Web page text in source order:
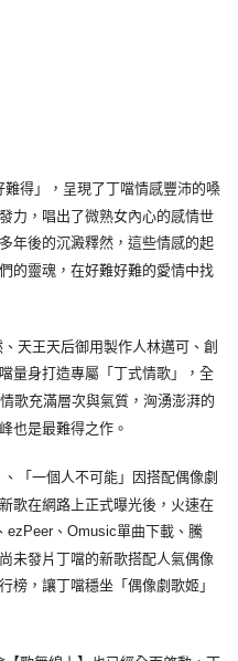
運費
運費
查看運費
難得」，呈現了丁噹情感豐沛的嗓
力，唱出了微熟女內心的感情世
年後的沉澱釋然，這些情感的起
的靈魂，在好難好難的愛情中找
天王天后御用製作人林邁可、創
量身打造專屬「丁式情歌」，全
歌充滿層次與氣質，洶湧澎湃的
也是最難得之作。
「一個人不可能」因搭配偶像劇
歌在網路上正式曝光後，火速在
ezPeer 、 Omusic單曲下載、騰
未發片丁噹的新歌搭配人氣偶像
榜，讓丁噹穩坐「偶像劇歌姬」